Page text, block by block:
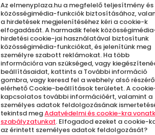
Az elmenyplaza.hu a megfelelő teljesítmény és
közösségimédia-funkciók biztosításához,
a hirdetések megjelenítéséhez kéri a cookie-k
elfogadását. A harmadik felek
hirdetési cookie-jai használatával biztosítunk
közösségimédia-funkciókat, és jelenítünk meg
személyre szabott reklámokat. Ha több
információra van szükséged, vagy
beállításaidat, kattints a További információ
gombra, vagy keresd fel a webhely alsó
elérhető Cookie-beállítások területet. A
kapcsolatos további információért, valamint a
személyes adatok feldolgozásának
tekintsd megAdatvédelmi és cookie-kra
szabályzatunkat. Elfogadod ezeket a cookie-
az érintett személyes adatok feldolgozását?